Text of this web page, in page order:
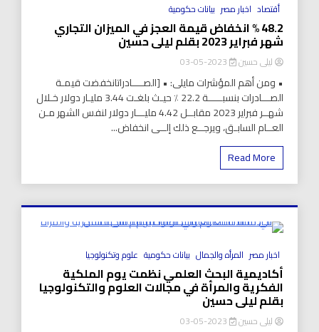
أقتصاد اخبار مصر بيانات حكومية
48.2 % انخفاض قيمة العجز في الميزان التجاري
شهر فبراير 2023 بقلم ليلى حسين
ليلى حسين
• ومن أهم المؤشرات مايلى: • [الصــــادراتانخفضت قيمـة
الصـــادرات بنسبـــــة 22.2 ٪ حيـث بلغـت 3.44 مليـار دولار خـلال
شهــر فبراير 2023 مقابــل 4.42 مليـــار دولار لنفس الشهر مـن
العــام السابـق، ويرجــع ذلك إلــى انخفاض...
Read More
اخبار مصر المرأه والجمال بيانات حكومية علوم وتكنولوجيا
أكاديمية البحث العلمي نظمت يوم الملكية
الفكرية والمرأة في مجالات العلوم والتكنولوجيا
بقلم ليلى حسين
ليلى حسين